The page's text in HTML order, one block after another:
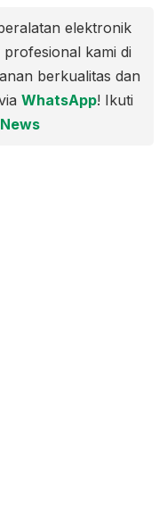
elektronik
kami di
berkualitas dan
WhatsApp! Ikuti